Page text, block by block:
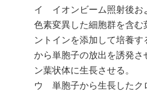
イ イオンビーム照射後お
色素変異した細胞群を含む
ントインを添加して培養
から単胞子の放出を誘発
ン葉状体に生長させる。
ウ 単胞子から生長したク